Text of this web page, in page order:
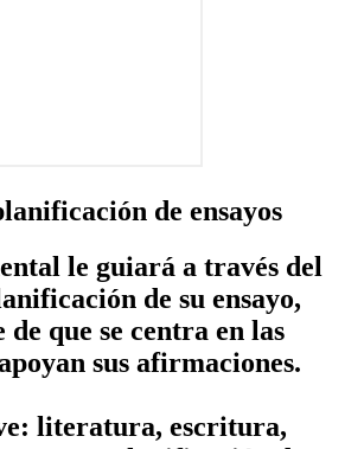
de ensayos
le guiará a través del
de su ensayo,
de que se centra en las
sus afirmaciones.
literatura, escritura,